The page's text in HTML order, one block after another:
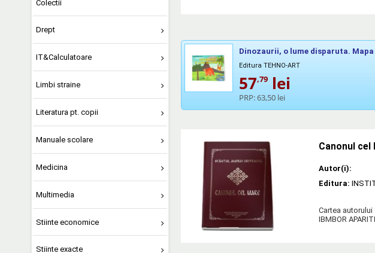
Colectii
Drept
IT&Calculatoare
Limbi straine
Literatura pt. copii
Manuale scolare
Medicina
Multimedia
Stiinte economice
Stiinte exacte
Dinozaurii, o lume disparuta.
Editura TEHNO-ART
57,79 lei
PRP:63,50 lei
Canonul
Autor(i):
Editura:
Cartea
IBMBOR